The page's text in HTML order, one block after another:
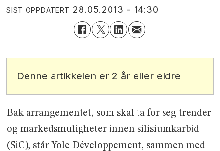
SIST OPPDATERT 28.05.2013 - 14:30
Denne artikkelen er 2 år eller eldre
Bak arrangementet, som skal ta for seg trender
og markedsmuligheter innen silisiumkarbid
(SiC), står Yole Développement, sammen med